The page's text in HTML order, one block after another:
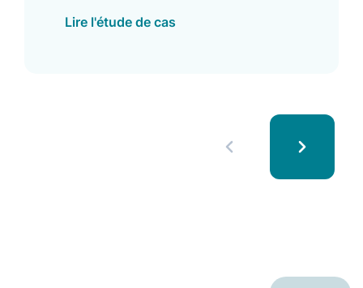
94 %
Conversion Rate de 94 %, parmi
Lire l'étude de cas